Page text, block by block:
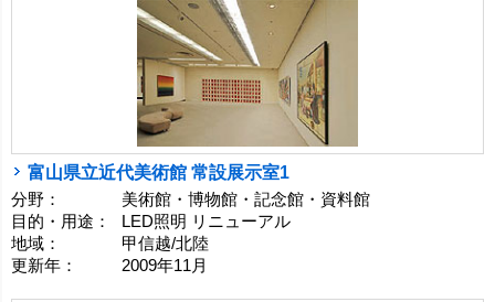
富山県立近代美術館 常設展示室1
分野：
美術館・博物館・記念館・資料館
目的・用途：
LED照明 リニューアル
地域：
甲信越/北陸
更新年：
2009年11月